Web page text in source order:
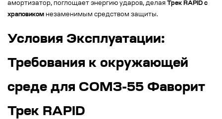
амортизатор, поглощает энергию ударов, делая Трек RAPID с
храповиком незаменимым средством защиты.
Условия Эксплуатации:
Требования к окружающей
среде для СОМЗ-55 Фаворит
Трек RAPID